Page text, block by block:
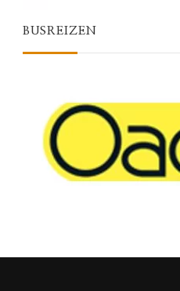
BUSREIZEN